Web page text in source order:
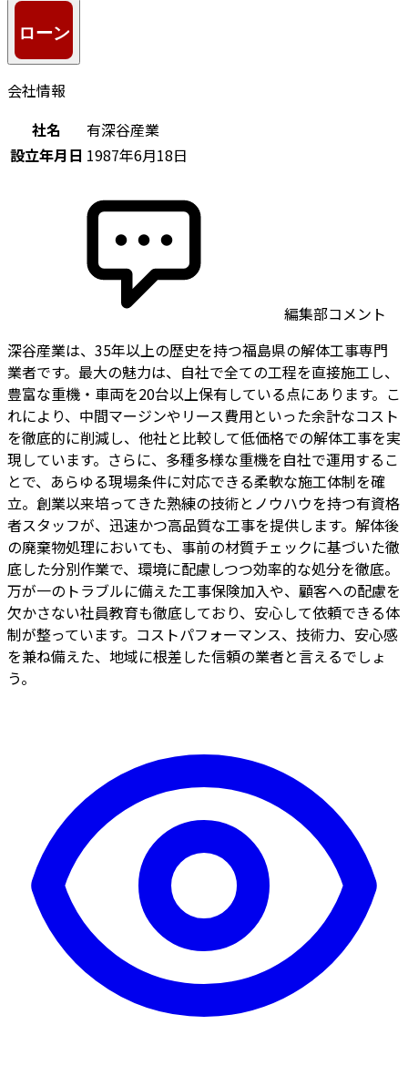
会社情報
社名
有深谷産業
設立年月日 1987年6月18日
編集部コメント
深谷産業は、35年以上の歴史を持つ福島県の解体工事専門
業者です。最大の魅力は、自社で全ての工程を直接施工し、
豊富な重機・車両を20台以上保有している点にあります。こ
れにより、中間マージンやリース費用といった余計なコスト
を徹底的に削減し、他社と比較して低価格での解体工事を実
現しています。さらに、多種多様な重機を自社で運用するこ
とで、あらゆる現場条件に対応できる柔軟な施工体制を確
立。創業以来培ってきた熟練の技術とノウハウを持つ有資格
者スタッフが、迅速かつ高品質な工事を提供します。解体後
の廃棄物処理においても、事前の材質チェックに基づいた徹
底した分別作業で、環境に配慮しつつ効率的な処分を徹底。
万が一のトラブルに備えた工事保険加入や、顧客への配慮を
欠かさない社員教育も徹底しており、安心して依頼できる体
制が整っています。コストパフォーマンス、技術力、安心感
を兼ね備えた、地域に根差した信頼の業者と言えるでしょ
う。